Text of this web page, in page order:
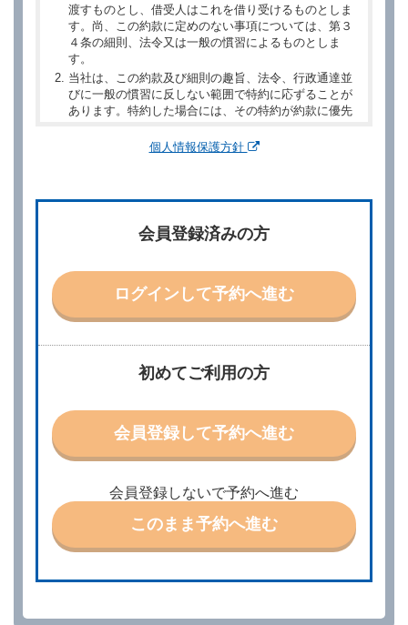
渡すものとし、借受人はこれを借り受けるものとしま
す。尚、この約款に定めのない事項については、第３
４条の細則、法令又は一般の慣習によるものとしま
す。
当社は、この約款及び細則の趣旨、法令、行政通達並
びに一般の慣習に反しない範囲で特約に応ずることが
あります。特約した場合には、その特約が約款に優先
別に定める料金表等に同意のうえ、別に定める方法に
他の借受条件（以下「借受条件」といいます。）を明
示して予約の申込みを行うことができます。なお、当
社は、電話連絡並びに電子メールによる予約に応じま
責任を負わないものとします。
当社は、借受人から予約の申込みがあったときは、原
則として、当社の保有するレンタカーの範囲内で予約
特に認める場合を除き、別に定める予約申込金を支払
うものとします。
第３条（予約の変更）
ときは、あらかじめ当社の承諾を受けなければならな
いものとします。
第４条（予約の取消し等）
ができます。
を１時間以上経過してもレンタカー貸渡契約（以下
個人情報保護方針
初めてご利用の方
会員登録して予約へ進む
会員登録しないで予約へ進む
このまま予約へ進む
会員登録済みの方
ログインして予約へ進む